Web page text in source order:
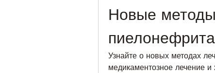
Новые
пиелонефрита
Узнайте о новых методах
медикаментозное лечение